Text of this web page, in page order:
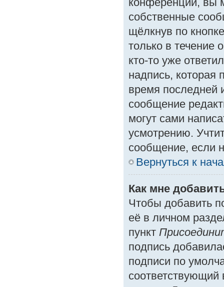
собственные
щёлкнув по
только в течение
кто-то уже
надпись, которая
время последней
сообщение
могут сами
усмотрению.
сообщение, если
Вернуться к
Как мне
Чтобы добавить
её в личном
пункт
подпись
подписи по